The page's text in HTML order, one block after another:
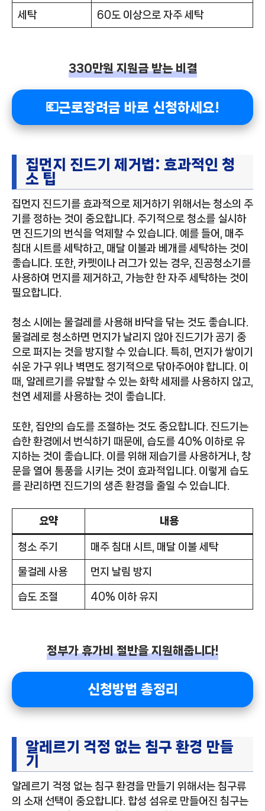
세탁 60도 이상으로 자주 세탁
330만원 지원금 받는 비결
💶근로장려금 바로 신청하세요!
집먼지 진드기 제거법: 효과적인 청
소 팁
집먼지 진드기를 효과적으로 제거하기 위해서는 청소의 주
기를 정하는 것이 중요합니다. 주기적으로 청소를 실시하
면 진드기의 번식을 억제할 수 있습니다. 예를 들어, 매주
침대 시트를 세탁하고, 매달 이불과 베개를 세탁하는 것이
좋습니다. 또한, 카펫이나 러그가 있는 경우, 진공청소기를
사용하여 먼지를 제거하고, 가능한 한 자주 세탁하는 것이
필요합니다.
청소 시에는 물걸레를 사용해 바닥을 닦는 것도 좋습니다.
물걸레로 청소하면 먼지가 날리지 않아 진드기가 공기 중
으로 퍼지는 것을 방지할 수 있습니다. 특히, 먼지가 쌓이기
쉬운 가구 위나 벽면도 정기적으로 닦아주어야 합니다. 이
때, 알레르기를 유발할 수 있는 화학 세제를 사용하지 않고,
천연 세제를 사용하는 것이 좋습니다.
또한, 집안의 습도를 조절하는 것도 중요합니다. 진드기는
습한 환경에서 번식하기 때문에, 습도를 40% 이하로 유
지하는 것이 좋습니다. 이를 위해 제습기를 사용하거나, 창
문을 열어 통풍을 시키는 것이 효과적입니다. 이렇게 습도
를 관리하면 진드기의 생존 환경을 줄일 수 있습니다.
요약 내용
청소 주기 매주 침대 시트, 매달 이불 세탁
물걸레 사용 먼지 날림 방지
습도 조절 40% 이하 유지
정부가 휴가비 절반을 지원해줍니다!
신청방법 총정리
알레르기 걱정 없는 침구 환경 만들
기
알레르기 걱정 없는 침구 환경을 만들기 위해서는 침구류
의 소재 선택이 중요합니다. 합성 섬유로 만들어진 침구는